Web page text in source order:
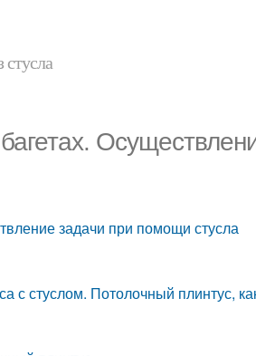
стусла
задачи при помощи стусла
с стуслом. Потолочный плинтус,